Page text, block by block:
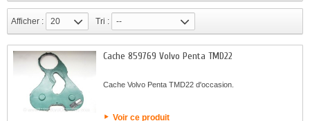
Afficher : 20 Tri : --
Cache 859769 Volvo Penta TMD22
Cache Volvo Penta TMD22 d'occasion.
Voir ce produit